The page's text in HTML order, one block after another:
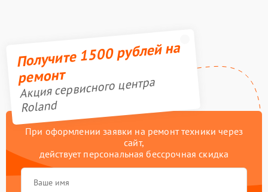
Получите 1500 рублей на
ремонт
Акция сервисного центра
Roland
При оформлении заявки на ремонт техники через
сайт,
действует персональная бессрочная скидка